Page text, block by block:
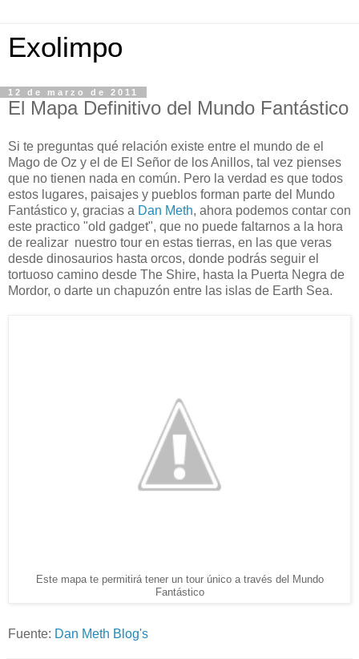
Exolimpo
12 de marzo de 2011
El Mapa Definitivo del Mundo Fantástico
Si te preguntas qué relación existe entre el mundo de el
Mago de Oz y el de El Señor de los Anillos, tal vez pienses
que no tienen nada en común. Pero la verdad es que todos
estos lugares, paisajes y pueblos forman parte del Mundo
Fantástico y, gracias a Dan Meth, ahora podemos contar con
este practico "old gadget", que no puede faltarnos a la hora
de realizar nuestro tour en estas tierras, en las que veras
desde dinosaurios hasta orcos, donde podrás seguir el
tortuoso camino desde The Shire, hasta la Puerta Negra de
Mordor, o darte un chapuzón entre las islas de Earth Sea.
Este mapa te permitirá tener un tour único a través del Mundo
Fantástico
Fuente: Dan Meth Blog's